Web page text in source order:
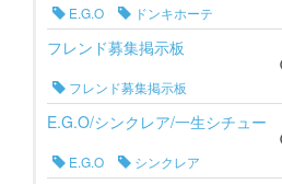
E.G.O
ドンキホーテ
フレンド募集掲示板
フレンド募集掲示板
E.G.O/シンクレア/一生シチュー
E.G.O
シンクレア